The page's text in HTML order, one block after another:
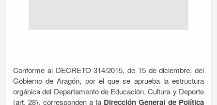
Conforme al DECRETO 314/2015, de 15 de diciembre, del
Gobierno de Aragón, por el que se aprueba la estructura
orgánica del Departamento de Educación, Cultura y Deporte
(art. 28), corresponden a la Dirección General de Política